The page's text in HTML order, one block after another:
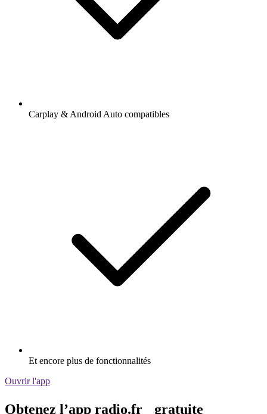
Carplay & Android Auto compatibles
Et encore plus de fonctionnalités
Ouvrir l'app
Obtenez l’app radio.fr gratuite